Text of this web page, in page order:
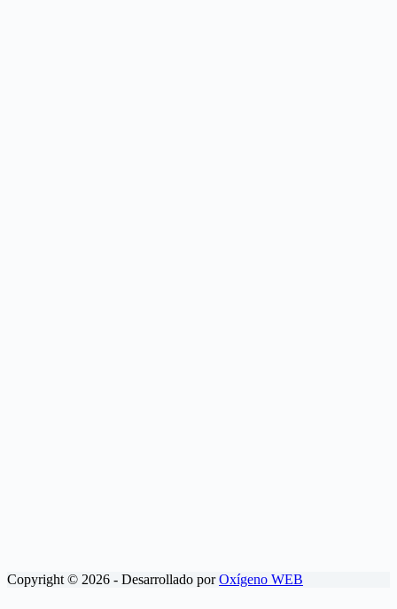
Copyright © 2026 - Desarrollado porOxígeno WEB